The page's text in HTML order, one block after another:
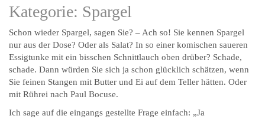
Kategorie: Spargel
Schon wieder Spargel, sagen Sie? – Ach so! Sie kennen Spargel
nur aus der Dose? Oder als Salat? In so einer komischen saueren
Essigtunke mit ein bisschen Schnittlauch oben drüber? Schade,
schade. Dann würden Sie sich ja schon glücklich schätzen, wenn
Sie feinen Stangen mit Butter und Ei auf dem Teller hätten. Oder
mit Rührei nach Paul Bocuse.
Ich sage auf die eingangs gestellte Frage einfach: „Ja